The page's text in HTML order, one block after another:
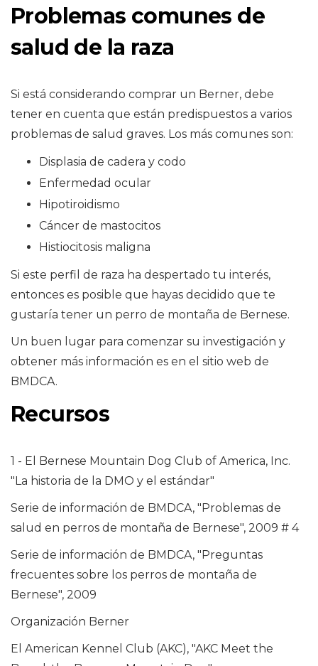
Problemas comunes de
salud de la raza
Si está considerando comprar un Berner, debe
tener en cuenta que están predispuestos a varios
problemas de salud graves. Los más comunes son:
Displasia de cadera y codo
Enfermedad ocular
Hipotiroidismo
Cáncer de mastocitos
Histiocitosis maligna
Si este perfil de raza ha despertado tu interés,
entonces es posible que hayas decidido que te
gustaría tener un perro de montaña de Bernese.
Un buen lugar para comenzar su investigación y
obtener más información es en el sitio web de
BMDCA.
Recursos
1 - El Bernese Mountain Dog Club of America, Inc.
"La historia de la DMO y el estándar"
Serie de información de BMDCA, "Problemas de
salud en perros de montaña de Bernese", 2009 # 4
Serie de información de BMDCA, "Preguntas
frecuentes sobre los perros de montaña de
Bernese", 2009
Organización Berner
El American Kennel Club (AKC), "AKC Meet the